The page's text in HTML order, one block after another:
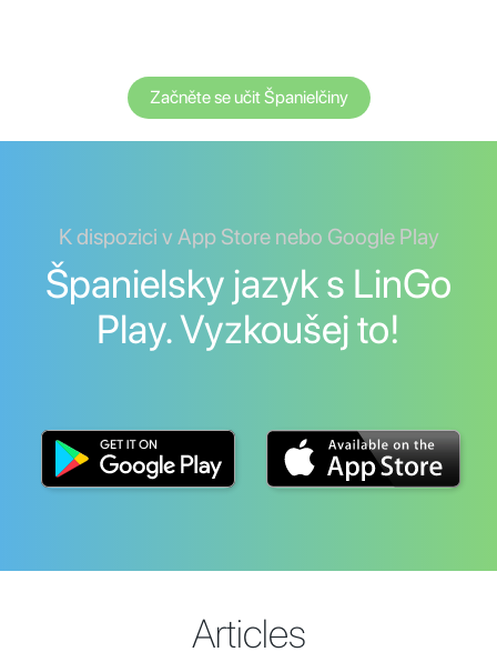
Začněte se učit Španielčiny
K dispozici v App Store nebo Google Play
Španielsky jazyk s LinGo
Play. Vyzkoušej to!
Articles